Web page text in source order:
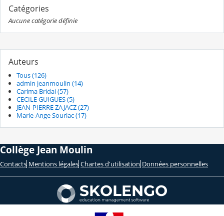
Catégories
Aucune catégorie définie
Auteurs
Tous (126)
admin jeanmoulin (14)
Carima Bridai (57)
CECILE GUIGUES (5)
JEAN-PIERRE ZAJACZ (27)
Marie-Ange Souriac (17)
Collège Jean Moulin
Contacts Mentions légales Chartes d'utilisation Données personnelles